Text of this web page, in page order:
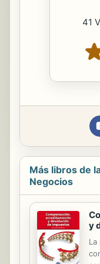
41
Más libros de
Negocios
y